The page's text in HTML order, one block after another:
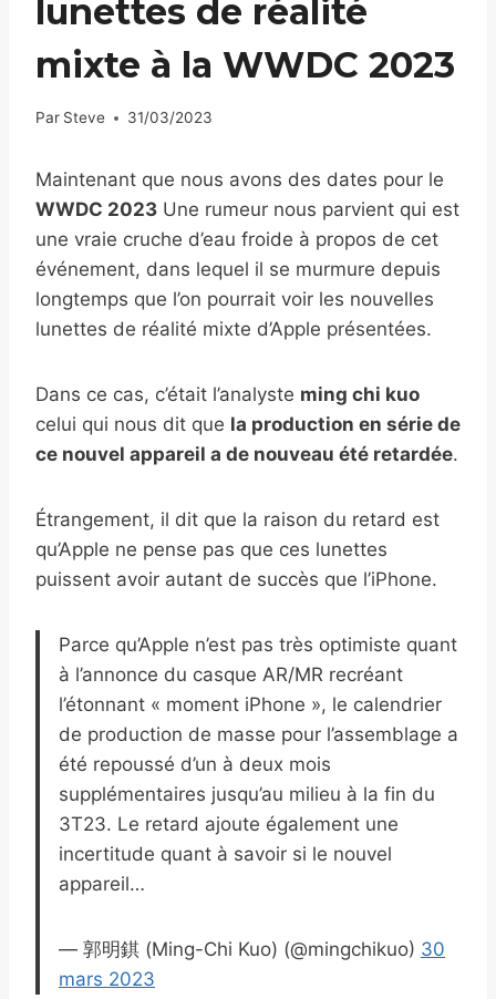
lunettes de réalité
mixte à la WWDC 2023
Par Steve 31/03/2023
Maintenant que nous avons des dates pour le
WWDC 2023 Une rumeur nous parvient qui est
une vraie cruche d’eau froide à propos de cet
événement, dans lequel il se murmure depuis
longtemps que l’on pourrait voir les nouvelles
lunettes de réalité mixte d’Apple présentées.
Dans ce cas, c’était l’analyste ming chi kuo
celui qui nous dit que la production en série de
ce nouvel appareil a de nouveau été retardée.
Étrangement, il dit que la raison du retard est
qu’Apple ne pense pas que ces lunettes
puissent avoir autant de succès que l’iPhone.
Parce qu’Apple n’est pas très optimiste quant
à l’annonce du casque AR/MR recréant
l’étonnant « moment iPhone », le calendrier
de production de masse pour l’assemblage a
été repoussé d’un à deux mois
supplémentaires jusqu’au milieu à la fin du
3T23. Le retard ajoute également une
incertitude quant à savoir si le nouvel
appareil…
— 郭明錤 (Ming-Chi Kuo) (@mingchikuo) 30
mars 2023